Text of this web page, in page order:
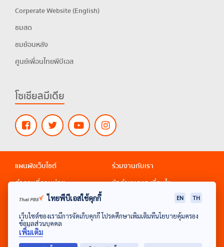
Corperate Website (English)
ชมสด
ชมย้อนหลัง
ศูนย์เพื่อนไทยพีบีเอส
โซเชียลมีเดีย
แผนผังเว็บไซต์
คำถามที่ถามบ่อย
นโยบายส่วนบุคคล
ร่วมงานกับเรา
ข้อกำหนดและเงื่อนไข
รับเรื่องร้องเรียนจริยธรรม
ไทยพีบีเอสใช้คุกกี้ EN TH
เว็บไซต์ของเรามีการจัดเก็บคุกกี้ โปรดศึกษาเพิ่มเติมที่นโยบายคุ้มครอง
ข้อมูลส่วนบุคคล
เพิ่มเติม